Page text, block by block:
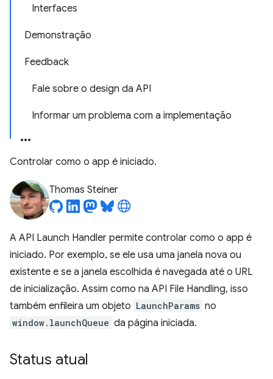
Interfaces
Demonstração
Feedback
Fale sobre o design da API
Informar um problema com a implementação
Controlar como o app é iniciado.
Thomas Steiner
A API Launch Handler permite controlar como o app é
iniciado. Por exemplo, se ele usa uma janela nova ou
existente e se a janela escolhida é navegada até o URL
de inicialização. Assim como na API File Handling, isso
também enfileira um objeto LaunchParams no
window.launchQueue da página iniciada.
Status atual